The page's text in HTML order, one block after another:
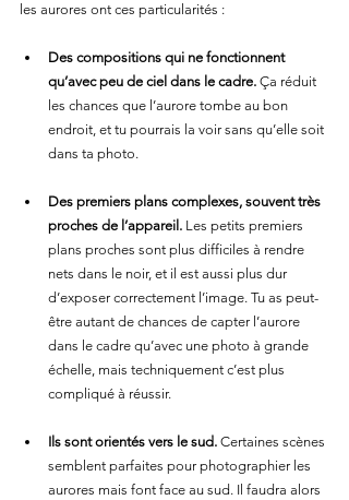
les aurores ont ces particularités :
Des compositions qui ne fonctionnent
qu’avec peu de ciel dans le cadre. Ça réduit
les chances que l’aurore tombe au bon
endroit, et tu pourrais la voir sans qu’elle soit
dans ta photo.
Des premiers plans complexes, souvent très
proches de l’appareil. Les petits premiers
plans proches sont plus difficiles à rendre
nets dans le noir, et il est aussi plus dur
d’exposer correctement l’image. Tu as peut-
être autant de chances de capter l’aurore
dans le cadre qu’avec une photo à grande
échelle, mais techniquement c’est plus
compliqué à réussir.
Ils sont orientés vers le sud. Certaines scènes
semblent parfaites pour photographier les
aurores mais font face au sud. Il faudra alors